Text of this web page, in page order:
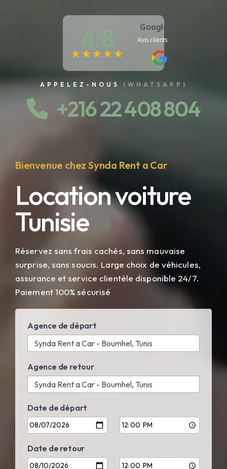
★★★★★
★★★★★
Google
Avis clients
APPELEZ-NOUS (WHATSAPP)
+216 22 408 804
Bienvenue chez Synda Rent a Car
Location voiture
Tunisie
Réservez sans frais cachés, sans mauvaise
surprise, sans soucis. Large choix de véhicules,
assurance et service clientèle disponible 24/7.
Paiement 100% sécurisé
Agence de départ
Agence de retour
Date de départ
Date de retour